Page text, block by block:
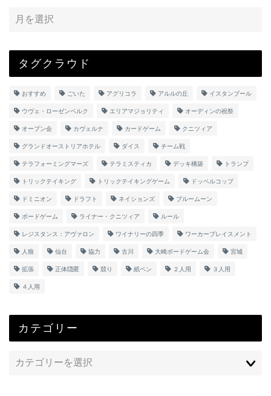
タグクラウド
おすすめ ごいた アグリコラ アルルの丘 イスタンブール
ウヴェ・ローゼンベルク エリアマジョリティ オーディンの祝祭
オープン会 カヴェルナ カードゲーム クニツィア
グランドオーストリアホテル ダイス チーム戦
テラフォーミングマーズ テラミスティカ デッキ構築 トランプ
トリックテイキング トリックテイキングゲーム ドッペルコップ
ドミニオン ドラフト ネイションズ ブルームーン
ボードゲーム ライナー・クニツィア ルール
レジスタンス：アヴァロン ワイナリーの四季 ワーカープレイスメント
人狼 仙台 協力 古川 大崎ボードゲーム会 宮城
拡張 正体隠匿 競り 紙ペン ２人用 ３人用
４人用
カテゴリー